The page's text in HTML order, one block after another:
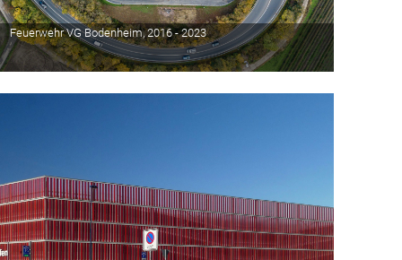
Feuerwehr VG Bodenheim, 2016 - 2023